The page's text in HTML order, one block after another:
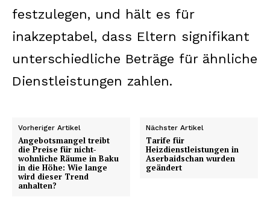
festzulegen, und hält es für
inakzeptabel, dass Eltern signifikant
unterschiedliche Beträge für ähnliche
Dienstleistungen zahlen.
Vorheriger Artikel
Angebotsmangel treibt
die Preise für nicht-
wohnliche Räume in Baku
in die Höhe: Wie lange
wird dieser Trend
anhalten?
Nächster Artikel
Tarife für
Heizdienstleistungen in
Aserbaidschan wurden
geändert